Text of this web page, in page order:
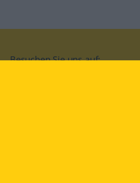
Besuchen Sie uns auf: